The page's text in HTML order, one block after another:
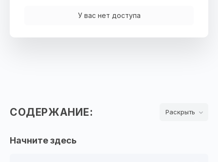
СОДЕРЖАНИЕ: Раскрыть
Уроки
Начните здесь
У вас нет доступа